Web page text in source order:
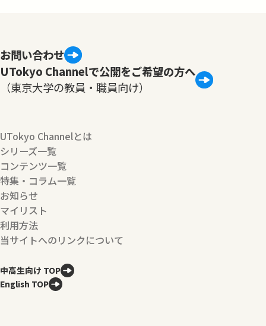
お問い合わせ
UTokyo Channelで公開をご希望の方へ
（東京大学の教員・職員向け）
UTokyo Channelとは
シリーズ一覧
コンテンツ一覧
特集・コラム一覧
お知らせ
マイリスト
利用方法
当サイトへのリンクについて
中高生向け TOP
English TOP